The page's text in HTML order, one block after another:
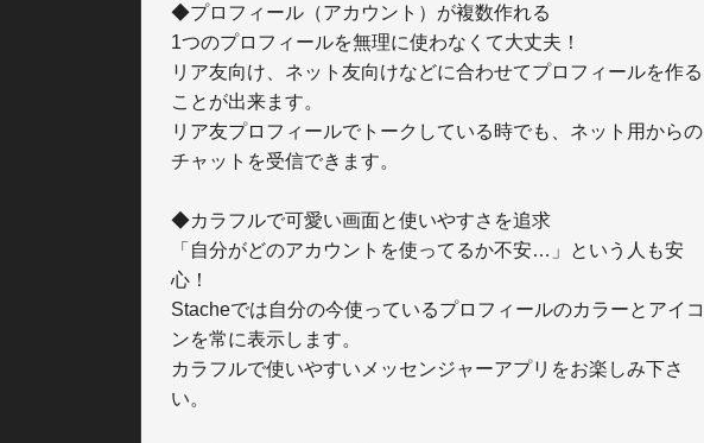
◆プロフィール（アカウント）が複数作れる
1つのプロフィールを無理に使わなくて大丈夫！
リア友向け、ネット友向けなどに合わせてプロフィールを作る
ことが出来ます。
リア友プロフィールでトークしている時でも、ネット用からの
チャットを受信できます。
◆カラフルで可愛い画面と使いやすさを追求
「自分がどのアカウントを使ってるか不安…」という人も安
心！
Stacheでは自分の今使っているプロフィールのカラーとアイコ
ンを常に表示します。
カラフルで使いやすいメッセンジャーアプリをお楽しみ下さ
い。